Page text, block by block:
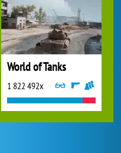
World of Tanks
1 822 492x